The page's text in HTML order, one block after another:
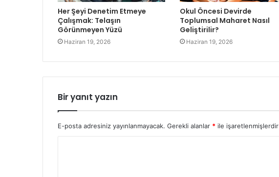
Her Şeyi Denetim Etmeye
Çalışmak: Telaşın
Görünmeyen Yüzü
Haziran 19, 2026
Okul Öncesi Devirde
Toplumsal Maharet Nasıl
Geliştirilir?
Haziran 19, 2026
Bir yanıt yazın
E-posta adresiniz yayınlanmayacak. Gerekli alanlar * ile işaretlenmişlerdir